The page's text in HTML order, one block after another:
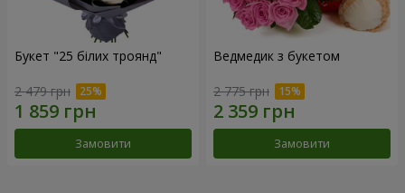
Букет "25 білих троянд"
2 479 грн
Замовити
Ведмедик з букетом
2 775 грн
Замовити